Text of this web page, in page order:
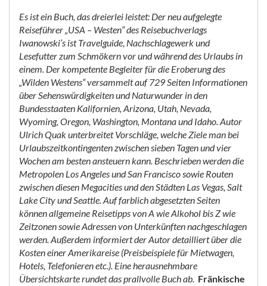
Es ist ein Buch, das dreierlei leistet: Der neu aufgelegte
Reiseführer „USA – Westen“ des Reisebuchverlags
Iwanowski’s ist Travelguide, Nachschlagewerk und
Lesefutter zum Schmökern vor und während des Urlaubs in
einem. Der kompetente Begleiter für die Eroberung des
„Wilden Westens“ versammelt auf 729 Seiten Informationen
über Sehenswürdigkeiten und Naturwunder in den
Bundesstaaten Kalifornien, Arizona, Utah, Nevada,
Wyoming, Oregon, Washington, Montana und Idaho. Autor
Ulrich Quak unterbreitet Vorschläge, welche Ziele man bei
Urlaubszeitkontingenten zwischen sieben Tagen und vier
Wochen am besten ansteuern kann. Beschrieben werden die
Metropolen Los Angeles und San Francisco sowie Routen
zwischen diesen Megacities und den Städten Las Vegas, Salt
Lake City und Seattle. Auf farblich abgesetzten Seiten
können allgemeine Reisetipps von A wie Alkohol bis Z wie
Zeitzonen sowie Adressen von Unterkünften nachgeschlagen
werden. Außerdem informiert der Autor detailliert über die
Kosten einer Amerikareise (Preisbeispiele für Mietwagen,
Hotels, Telefonieren etc.). Eine herausnehmbare
Übersichtskarte rundet das prallvolle Buch ab. Fränkische